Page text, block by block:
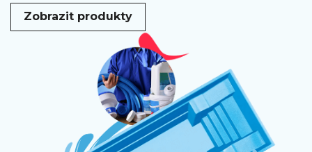
Zobrazit produkty